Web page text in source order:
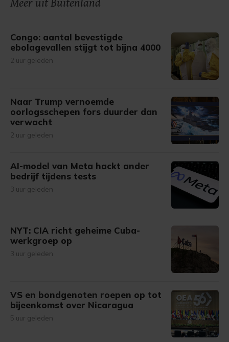
Meer uit Buitenland
Congo: aantal bevestigde
ebolagevallen stijgt tot bijna 4000
2 uur geleden
Naar Trump vernoemde
oorlogsschepen fors duurder dan
verwacht
2 uur geleden
AI-model van Meta hackt ander
bedrijf tijdens tests
3 uur geleden
NYT: CIA richt geheime Cuba-
werkgroep op
3 uur geleden
VS en bondgenoten roepen op tot
bijeenkomst over Nicaragua
5 uur geleden